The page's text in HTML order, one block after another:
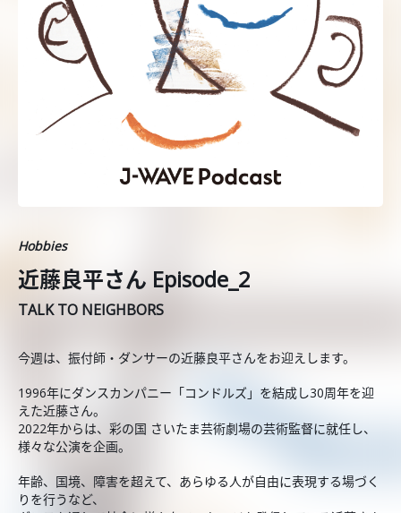
Hobbies
近藤良平さん Episode_2
TALK TO NEIGHBORS
今週は、振付師・ダンサーの近藤良平さんをお迎えします。
1996年にダンスカンパニー「コンドルズ」を結成し30周年を迎
えた近藤さん。
2022年からは、彩の国 さいたま芸術劇場の芸術監督に就任し、
様々な公演を企画。
年齢、国境、障害を超えて、あらゆる人が自由に表現する場づく
りを行うなど、